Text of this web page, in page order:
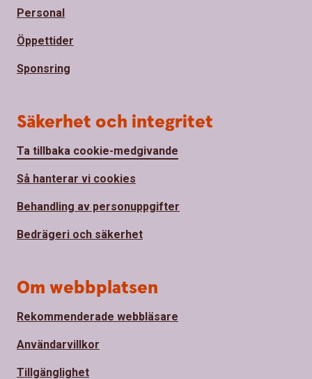
Personal
Öppettider
Sponsring
Säkerhet och integritet
Ta tillbaka cookie-medgivande
Så hanterar vi cookies
Behandling av personuppgifter
Bedrägeri och säkerhet
Om webbplatsen
Rekommenderade webbläsare
Användarvillkor
Tillgänglighet